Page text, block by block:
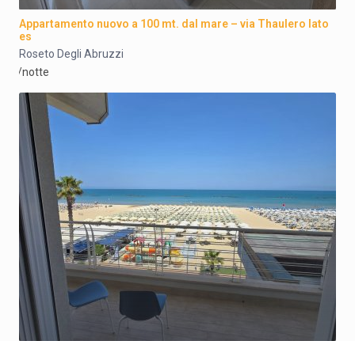
Appartamento nuovo a 100 mt. dal mare – via Thaulero lato
es
Roseto Degli Abruzzi
/notte